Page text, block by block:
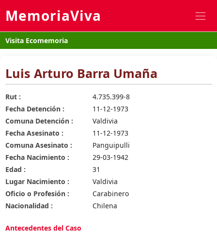
MemoriaViva
Visita Ecomemoria
Luis Arturo Barra Umaña
Rut :
4.735.399-8
Fecha Detención :
11-12-1973
Comuna Detención :
Valdivia
Fecha Asesinato :
11-12-1973
Comuna Asesinato :
Panguipulli
Fecha Nacimiento :
29-03-1942
Edad :
31
Lugar Nacimiento :
Valdivia
Oficio o Profesión :
Carabinero
Nacionalidad :
Chilena
Antecedentes del Caso